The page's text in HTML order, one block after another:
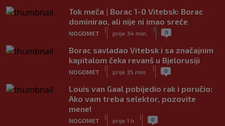
Tok meča | Borac 1-0 Vitebsk: Borac
dominirao, ali nije ni imao sreće
NOGOMET
|
prije 34 min.
| 0
Borac savladao Vitebsk i sa značajnim
kapitalom čeka revanš u Bjelorusiji
NOGOMET
|
prije 35 min.
| 0
Louis van Gaal pobijedio rak i poručio:
Ako vam treba selektor, pozovite
mene!
NOGOMET
|
prije 1 h
| 0